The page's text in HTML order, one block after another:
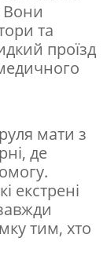
Вони
та
проїзд
мати з
де
екстрені
тим, хто